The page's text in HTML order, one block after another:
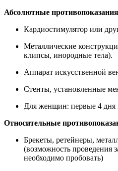
Абсолютные
Кардиостимулятор или
Металлические
клипсы, инородные тела).
Аппарат искусственной
Стенты, установленные
Для женщин: первые 4 дня
Относительные
Брекеты, ретейнеры,
(возможность проведения
необходимо пробовать)